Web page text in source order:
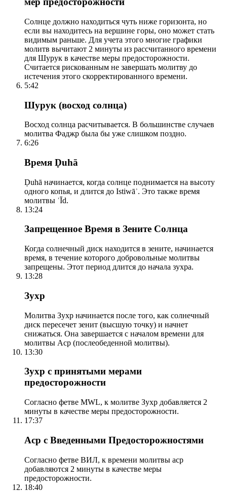
Солнце должно находиться чуть ниже горизонта, но
если вы находитесь на вершине горы, оно может стать
видимым раньше. Для учета этого многие графики
молитв вычитают 2 минуты из рассчитанного времени
для Шурук в качестве меры предосторожности.
Считается рискованным не завершать молитву до
истечения этого скорректированного времени.
5:42
Шурук (восход солнца)
Восход солнца расчитывается. В большинстве случаев
молитва Фаджр была бы уже слишком поздно.
6:26
Время Ḍuhā
Ḍuhā начинается, когда солнце поднимается на высоту
одного копья, и длится до Istiwāʾ. Это также время
молитвы ʿĪd.
13:24
Запрещенное Время в Зените Солнца
Когда солнечный диск находится в зените, начинается
время, в течение которого добровольные молитвы
запрещены. Этот период длится до начала зухра.
13:28
Зухр
Молитва Зухр начинается после того, как солнечный
диск пересечет зенит (высшую точку) и начнет
снижаться. Она завершается с началом времени для
молитвы Аср (послеобеденной молитвы).
13:30
Зухр с принятыми мерами
предосторожности
Согласно фетве MWL, к молитве Зухр добавляется 2
минуты в качестве меры предосторожности.
17:37
Аср с Введенными Предосторожностями
Согласно фетве ВИЛ, к времени молитвы аср
добавляются 2 минуты в качестве меры
предосторожности.
18:40